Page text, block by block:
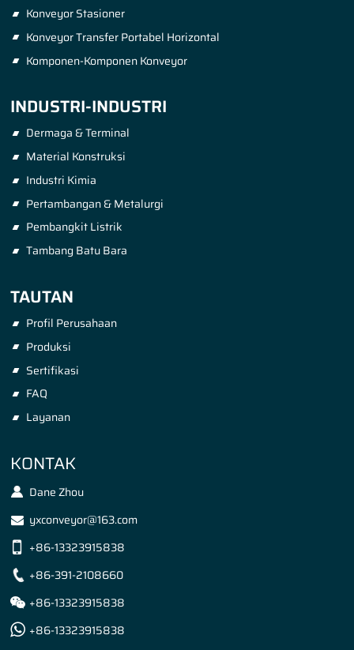
Konveyor Stasioner
Konveyor Transfer Portabel Horizontal
Komponen-Komponen Konveyor
INDUSTRI-INDUSTRI
Dermaga & Terminal
Material Konstruksi
Industri Kimia
Pertambangan & Metalurgi
Pembangkit Listrik
Tambang Batu Bara
TAUTAN
Profil Perusahaan
Produksi
Sertifikasi
FAQ
Layanan
KONTAK
Dane Zhou
yxconveyor@163.com
+86-13323915838
+86-391-2108660
+86-13323915838
+86-13323915838